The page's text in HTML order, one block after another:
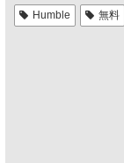
Humble 無料